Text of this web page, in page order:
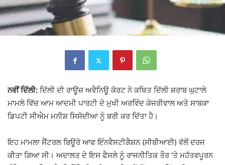
ਨਵੀਂ ਦਿੱਲੀ: ਦਿੱਲੀ ਦੀ ਰਾਊਜ਼ ਅਵੈਨਿਊ ਕੋਰਟ ਨੇ ਕਥਿਤ ਦਿੱਲੀ ਸ਼ਰਾਬ ਘੁਟਾਲੇ
ਮਾਮਲੇ ਵਿੱਚ ਆਮ ਆਦਮੀ ਪਾਰਟੀ ਦੇ ਮੁਖੀ ਅਰਵਿੰਦ ਕੇਜਰੀਵਾਲਅਤੇ ਸਾਬਕਾ
ਡਿਪਟੀ ਸੀਐਮ ਮਨੀਸ਼ ਸਿਸੋਦੀਆ ਨੂੰ ਬਰੀ ਕਰ ਦਿੱਤਾ ਹੈ।
ਇਹ ਮਾਮਲਾਸੈਂਟਰਲ ਬਿਊਰੋ ਆਫ ਇੰਨਵੈਸਟੀਗੈਸ਼ਨ(ਸੀਬੀਆਈ) ਵੱਲੋਂ ਦਰਜ
ਕੀਤਾ ਗਿਆ ਸੀ। ਅਦਾਲਤ ਦੇ ਇਸ ਫੈਸਲੇ ਨੂੰ ਰਾਜਨੀਤਿਕ ਤੌਰ ‘ਤੇ ਮਹੱਤਵਪੂਰਨ